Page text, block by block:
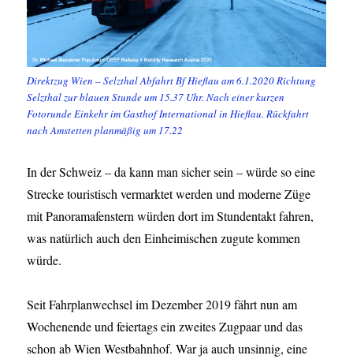
Direktzug Wien – Selzthal Abfahrt Bf Hieflau am 6.1.2020 Richtung
Selzthal zur blauen Stunde um 15.37 Uhr. Nach einer kurzen
Fotorunde Einkehr im Gasthof International in Hieflau. Rückfahrt
nach Amstetten planmäßig um 17.22
In der Schweiz – da kann man sicher sein – würde so eine
Strecke touristisch vermarktet werden und moderne Züge
mit Panoramafenstern würden dort im Stundentakt fahren,
was natürlich auch den Einheimischen zugute kommen
würde.
Seit Fahrplanwechsel im Dezember 2019 fährt nun am
Wochenende und feiertags ein zweites Zugpaar und das
schon ab Wien Westbahnhof. War ja auch unsinnig, eine